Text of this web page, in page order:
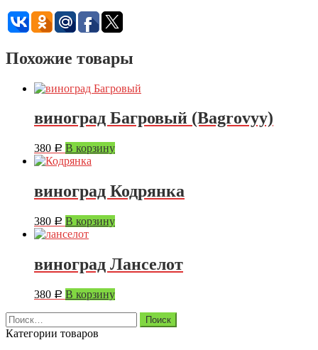
Похожие товары
виноград Багровый (Bagrovyy)
380 Р В корзину
виноград Кодрянка
380 Р В корзину
виноград Ланселот
380 Р В корзину
Найти:
Категории товаров